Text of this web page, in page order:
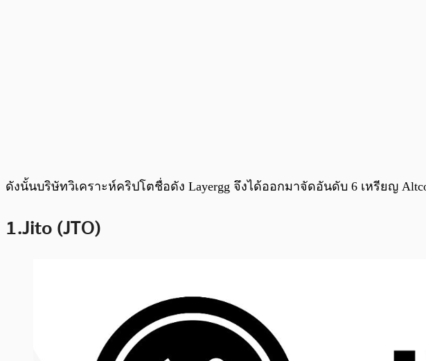
ดังนั้นบริษัทวิเคราะห์คริปโตชื่อดัง Layergg จึงได้ออกมาจัดอันดับ 6 เหรียญ
1.Jito (JTO)